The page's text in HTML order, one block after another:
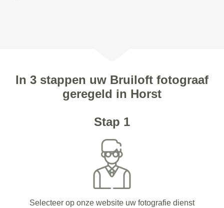
In 3 stappen uw Bruiloft fotograaf
geregeld in Horst
Stap 1
Selecteer op onze website uw fotografie dienst